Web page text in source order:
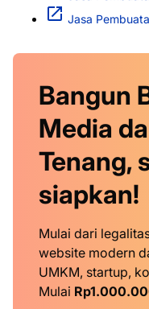
Jasa
Bangun
Media
Tenang,
siapkan!
Mulai dari
website modern
UMKM, startup,
Mulai